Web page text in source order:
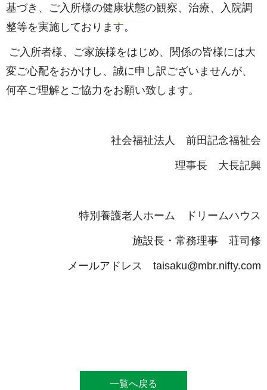
基づき、ご入所様の健康状態の観察、治療、入院調
整等を実施しております。
ご入所者様、ご家族様をはじめ、関係の皆様には大
変ご心配をおかけし、誠に申し訳ございませんが、
何卒ご理解とご協力をお願い致します。
社会福祉法人 前田記念福祉会
理事長 大長記興
特別養護老人ホーム ドリームハウス
施設長・常務理事 荘司修
メールアドレス taisaku@mbr.nifty.com
一覧へ戻る